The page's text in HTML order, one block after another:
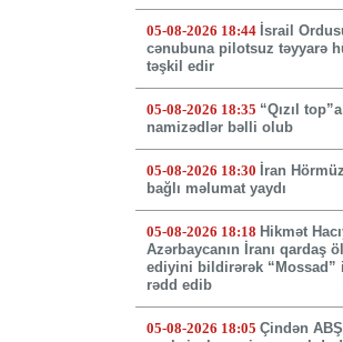
05-08-2026 18:44 İsrail
cənubuna pilotsuz təyyarə
təşkil edir
05-08-2026 18:35 “Qızıl
namizədlər bəlli olub
05-08-2026 18:30 İran
bağlı məlumat yaydı
05-08-2026 18:18 Hikmət
Azərbaycanın İranı qardaş
ediyini bildirərək “Mossad”
rədd edib
05-08-2026 18:05 Çindən